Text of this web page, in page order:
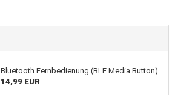
Bluetooth Fernbedienung (BLE Media Button)
14,99 EUR